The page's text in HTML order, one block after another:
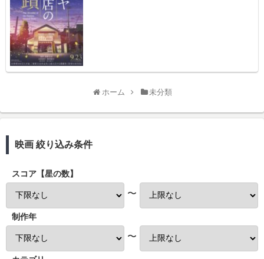
ホーム 未分類
映画 絞り込み条件
スコア【星の数】
〜
制作年
〜